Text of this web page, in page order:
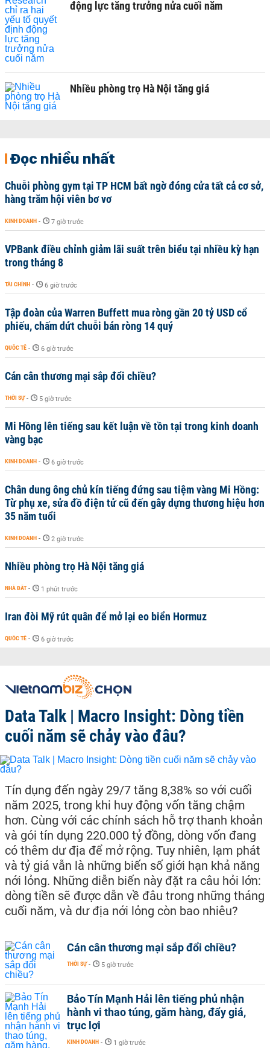
động lực tăng trưởng nửa cuối năm
Nhiều phòng trọ Hà Nội tăng giá
Đọc nhiều nhất
Chuỗi phòng gym tại TP HCM bất ngờ đóng cửa tất cả cơ sở,
hàng trăm hội viên bơ vơ
KINH DOANH - 7 giờ trước
VPBank điều chỉnh giảm lãi suất trên biểu tại nhiều kỳ hạn
trong tháng 8
TÀI CHÍNH - 6 giờ trước
Tập đoàn của Warren Buffett mua ròng gần 20 tỷ USD cổ
phiếu, chấm dứt chuỗi bán ròng 14 quý
QUỐC TẾ - 6 giờ trước
Cán cân thương mại sắp đổi chiều?
THỜI SỰ - 5 giờ trước
Mi Hồng lên tiếng sau kết luận về tồn tại trong kinh doanh
vàng bạc
KINH DOANH - 6 giờ trước
Chân dung ông chủ kín tiếng đứng sau tiệm vàng Mi Hồng:
Từ phụ xe, sửa đồ điện tử cũ đến gây dựng thương hiệu hơn
35 năm tuổi
KINH DOANH - 2 giờ trước
Nhiều phòng trọ Hà Nội tăng giá
NHÀ ĐẤT - 1 phút trước
Iran đòi Mỹ rút quân để mở lại eo biển Hormuz
QUỐC TẾ - 6 giờ trước
Data Talk | Macro Insight: Dòng tiền
cuối năm sẽ chảy vào đâu?
Tín dụng đến ngày 29/7 tăng 8,38% so với cuối
năm 2025, trong khi huy động vốn tăng chậm
hơn. Cùng với các chính sách hỗ trợ thanh khoản
và gói tín dụng 220.000 tỷ đồng, dòng vốn đang
có thêm dư địa để mở rộng. Tuy nhiên, lạm phát
và tỷ giá vẫn là những biến số giới hạn khả năng
nới lỏng. Những diễn biến này đặt ra câu hỏi lớn:
dòng tiền sẽ được dẫn về đâu trong những tháng
cuối năm, và dư địa nới lỏng còn bao nhiêu?
Cán cân thương mại sắp đổi chiều?
THỜI SỰ - 5 giờ trước
Bảo Tín Mạnh Hải lên tiếng phủ nhận
hành vi thao túng, găm hàng, đẩy giá,
trục lợi
KINH DOANH - 1 giờ trước